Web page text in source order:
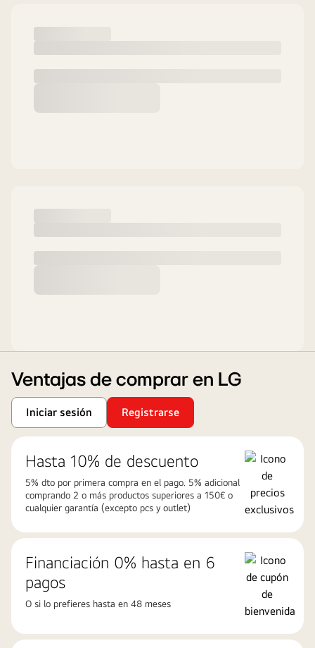
Ventajas de comprar en LG
Iniciar sesión Registrarse
Hasta 10% de descuento
5% dto por primera compra en el pago. 5% adicional
comprando 2 o más productos superiores a 150€ o
cualquier garantía (excepto pcs y outlet)
Financiación 0% hasta en 6
pagos
O si lo prefieres hasta en 48 meses